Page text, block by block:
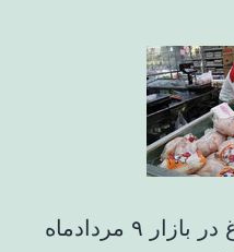
تازه‌ترین قیمت گوشت مرغ در بازار ۹ مردادماه